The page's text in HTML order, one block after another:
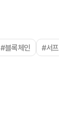
#블록체인 #서프